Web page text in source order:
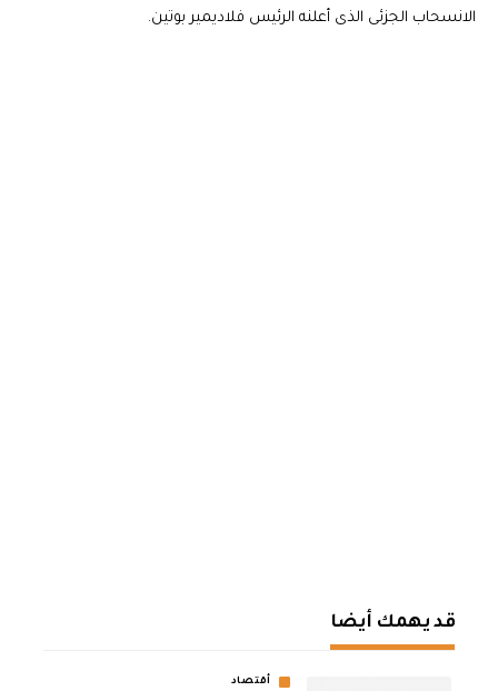
الانسحاب الجزئى الذى أعلنه الرئيس فلاديمير بوتين.
قد يهمك أيضا
أقتصاد